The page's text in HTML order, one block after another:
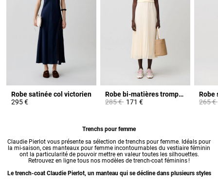
Robe satinée col victorien
295 €
Robe bi-matières trompe-l'œil
Prix réduit à partir de
285 €à171 €
Robe
Prix
265 €
Trenchs pour femme
Claudie Pierlot vous présente sa sélection de trenchs pour femme. Idéals pour
la mi-saison, ces manteaux pour femme incontournables du vestiaire féminin
ont la particularité de pouvoir mettre en valeur toutes les silhouettes.
Retrouvez en ligne tous nos modèles de trench-coat féminins !
Le trench-coat Claudie Pierlot, un manteau qui se décline dans plusieurs styles